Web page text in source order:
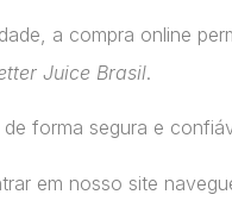
a compra online
Juice Brasil.
de forma segura e
em nosso site